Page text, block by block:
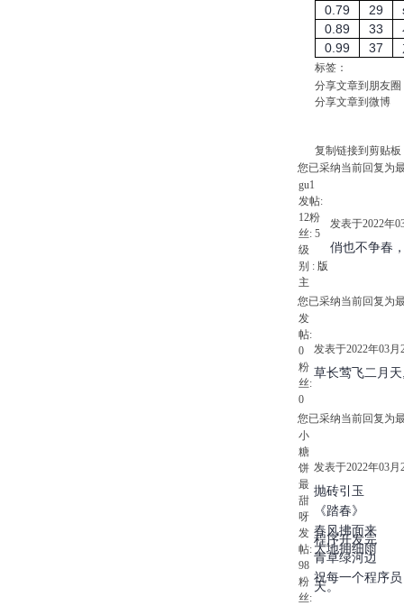
0.79
29
0.89
33
0.99
37
标签：
分享文章到朋友圈
分享文章到微博
复制链接到剪贴板
您已采纳当前回复为
gu1
发帖:
12粉
丝: 5
级
别 : 版
主
发表于2022年
俏也不争春
您已采纳当前回复为
发
帖:
0
粉
丝:
0
发表于2022年03月
草长莺飞二月
您已采纳当前回复为
小
糖
饼
最
甜
呀
发
帖:
98
粉
丝:
发表于2022年03月
抛砖引玉
《踏春》
春风拂面来
程序开发完
大地拥细雨
青草绿河边
祝每一个程序
天。